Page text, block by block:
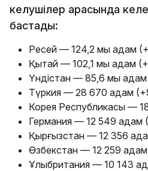
келушілер арасында
бастады:
Ресей — 124,2 мың адам
Қытай — 102,1 мың адам
Үндістан — 85,6 мың
Түркия — 28 670 адам
Корея Республикасы —
Германия — 12 549 адам
Қырғызстан — 12 356
Өзбекстан — 12 259
Ұлыбритания — 10 143